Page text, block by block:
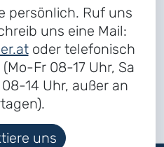
persönlich. Ruf uns
uns eine Mail:
oder telefonisch
(Mo-Fr 08-17 Uhr, Sa
14 Uhr, außer an
uns